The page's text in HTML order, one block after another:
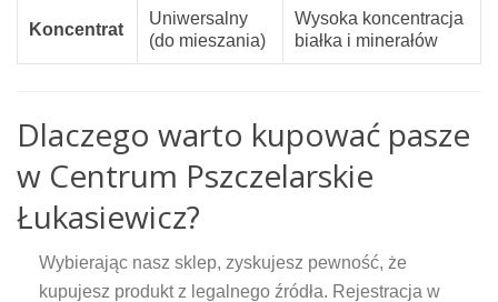
Koncentrat
Uniwersalny
(do mieszania)
Wysoka koncentracja
białka i minerałów
Dlaczego warto kupować pasze
w Centrum Pszczelarskie
Łukasiewicz?
Wybierając nasz sklep, zyskujesz pewność, że
kupujesz produkt z legalnego źródła. Rejestracja w